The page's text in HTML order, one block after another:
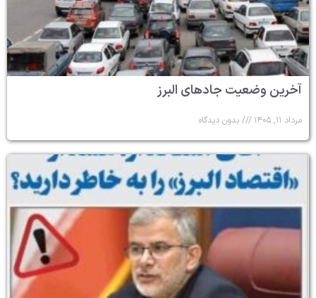
آخرین وضعیت جادهای البرز
مرداد ۱۱, ۱۴۰۵ بدون دیدگاه